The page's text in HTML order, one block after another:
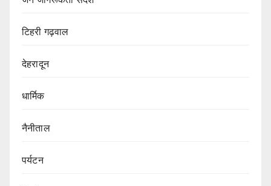
टिहरी गढ़वाल
देहरादून
धार्मिक
नैनीताल
पर्यटन